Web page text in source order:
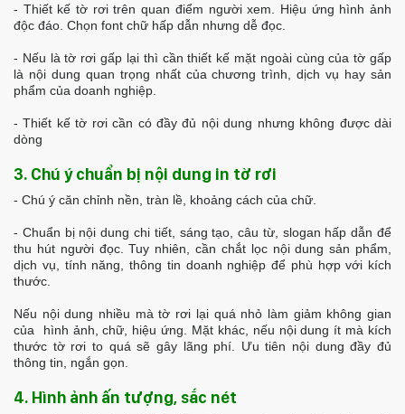
- Thiết kế tờ rơi trên quan điểm người xem. Hiệu ứng hình ảnh
độc đáo. Chọn font chữ hấp dẫn nhưng dễ đọc.
- Nếu là tờ rơi gấp lại thì cần thiết kế mặt ngoài cùng của tờ gấp
là nội dung quan trọng nhất của chương trình, dịch vụ hay sản
phẩm của doanh nghiệp.
- Thiết kế tờ rơi cần có đầy đủ nội dung nhưng không được dài
dòng
3. Chú ý chuẩn bị nội dung in tờ rơi
- Chú ý căn chỉnh nền, tràn lề, khoảng cách của chữ.
- Chuẩn bị nội dung chi tiết, sáng tạo, câu từ, slogan hấp dẫn để
thu hút người đọc. Tuy nhiên, cần chắt lọc nội dung sản phẩm,
dịch vụ, tính năng, thông tin doanh nghiệp để phù hợp với kích
thước.
Nếu nội dung nhiều mà tờ rơi lại quá nhỏ làm giảm không gian
của hình ảnh, chữ, hiệu ứng. Mặt khác, nếu nội dung ít mà kích
thước tờ rơi to quá sẽ gây lãng phí. Ưu tiên nội dung đầy đủ
thông tin, ngắn gọn.
4. Hình ảnh ấn tượng, sắc nét